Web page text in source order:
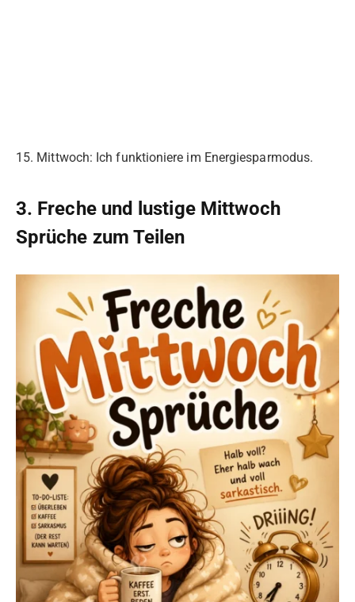
15. Mittwoch: Ich funktioniere im Energiesparmodus.
3. Freche und lustige Mittwoch
Sprüche zum Teilen